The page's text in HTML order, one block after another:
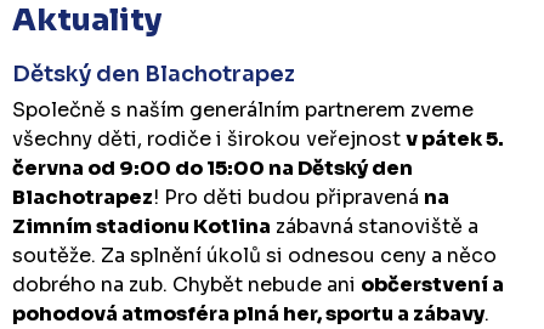
Aktuality
Dětský den Blachotrapez
Společně s naším generálním partnerem zveme
všechny děti, rodiče i širokou veřejnostv pátek 5.
června od 9:00 do 15:00 na Dětský den
Blachotrapez! Pro děti budou připravená na
Zimním stadionu Kotlina zábavná stanoviště a
soutěže. Za splnění úkolů si odnesou ceny a něco
dobrého na zub. Chybět nebude ani občerstvení a
pohodová atmosféra plná her, sportu a zábavy.